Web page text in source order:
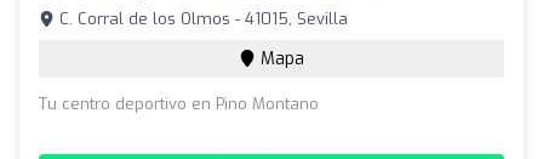
C. Corral de los Olmos - 41015, Sevilla
Mapa
Tu centro deportivo en Pino Montano